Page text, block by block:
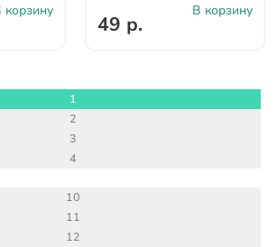
корзину
49 р.
В корзину
1
2
3
4
10
11
12